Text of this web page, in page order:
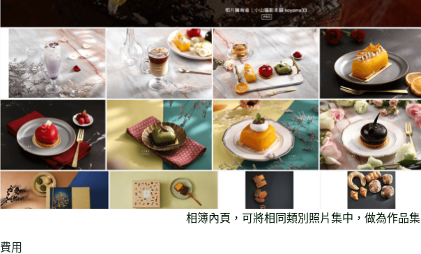
相簿內頁，可將相同類別照片集中，做為作品集
費用